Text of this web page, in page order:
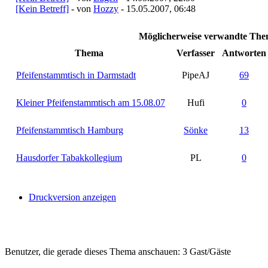
[Kein Betreff] - von Hozzy - 15.05.2007, 06:48
Möglicherweise verwandte
Thema
Verfasser Antworten
Pfeifenstammtisch in Darmstadt PipeAJ 69
Kleiner Pfeifenstammtisch am 15.08.07 Hufi 0
Pfeifenstammtisch Hamburg Sönke 13
Hausdorfer Tabakkollegium PL 0
Druckversion anzeigen
Benutzer, die gerade dieses Thema anschauen: 3 Gast/Gäste